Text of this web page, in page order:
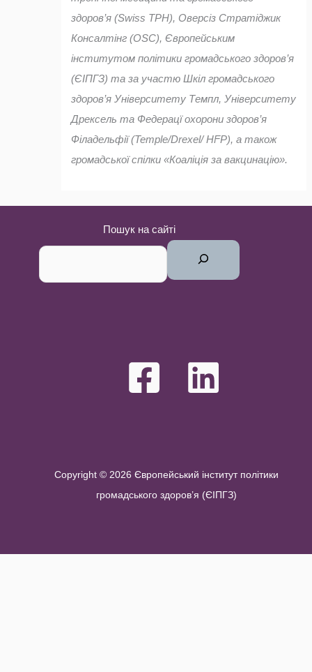
здоров’я (Swiss TPH), Оверсіз Стратіджик
Консалтінг (OSC), Європейським
інститутом політики громадського здоров’я
(ЄІПГЗ) та за участю Шкіл громадського
здоров’я Університету Темпл, Університету
Дрексель та Федерацї охорони здоров’я
Філадельфії (Temple/Drexel/ HFP), а також
громадської спілки «Коаліція за вакцинацію».
Пошук на сайті
Copyright © 2026 Європейський інститут політики
громадського здоров’я (ЄІПГЗ)